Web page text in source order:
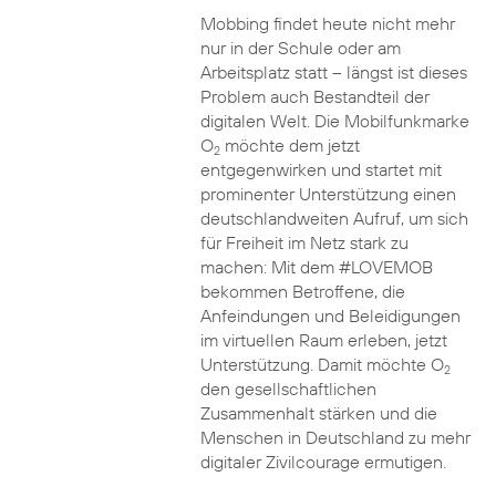
Mobbing findet heute nicht mehr
nur in der Schule oder am
Arbeitsplatz statt – längst ist dieses
Problem auch Bestandteil der
digitalen Welt. Die Mobilfunkmarke
O2möchte dem jetzt
entgegenwirken und startet mit
prominenter Unterstützung einen
deutschlandweiten Aufruf, um sich
für Freiheit im Netz stark zu
machen: Mit dem #LOVEMOB
bekommen Betroffene, die
Anfeindungen und Beleidigungen
im virtuellen Raum erleben, jetzt
Unterstützung. Damit möchte O2
den gesellschaftlichen
Zusammenhalt stärken und die
Menschen in Deutschland zu mehr
digitaler Zivilcourage ermutigen.